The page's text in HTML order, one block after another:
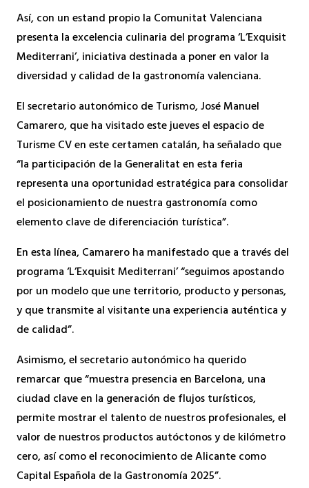
Así, con un estand propio la Comunitat Valenciana
presenta la excelencia culinaria del programa ‘L’Exquisit
Mediterrani’, iniciativa destinada a poner en valor la
diversidad y calidad de la gastronomía valenciana.
El secretario autonómico de Turismo, José Manuel
Camarero, que ha visitado este jueves el espacio de
Turisme CV en este certamen catalán, ha señalado que
“la participación de la Generalitat en esta feria
representa una oportunidad estratégica para consolidar
el posicionamiento de nuestra gastronomía como
elemento clave de diferenciación turística”.
En esta línea, Camarero ha manifestado que a través del
programa ‘L’Exquisit Mediterrani’ “seguimos apostando
por un modelo que une territorio, producto y personas,
y que transmite al visitante una experiencia auténtica y
de calidad”.
Asimismo, el secretario autonómico ha querido
remarcar que “muestra presencia en Barcelona, una
ciudad clave en la generación de flujos turísticos,
permite mostrar el talento de nuestros profesionales, el
valor de nuestros productos autóctonos y de kilómetro
cero, así como el reconocimiento de Alicante como
Capital Española de la Gastronomía 2025”.